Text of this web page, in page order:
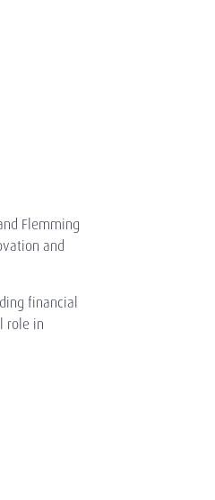
Flemming
and
financial
role in